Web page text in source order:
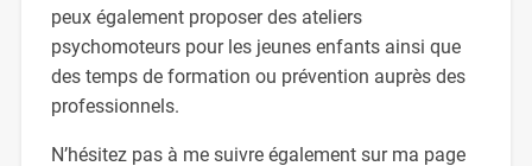
peux également proposer des ateliers
psychomoteurs pour les jeunes enfants ainsi que
des temps de formation ou prévention auprès des
professionnels.
N’hésitez pas à me suivre également sur ma page